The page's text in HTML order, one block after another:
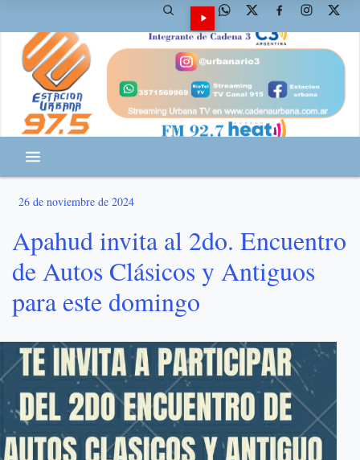
26 de noviembre de 2024
Apahud invita al 2do. Encuentro
de Autos Clásicos y Antiguos
para este domingo